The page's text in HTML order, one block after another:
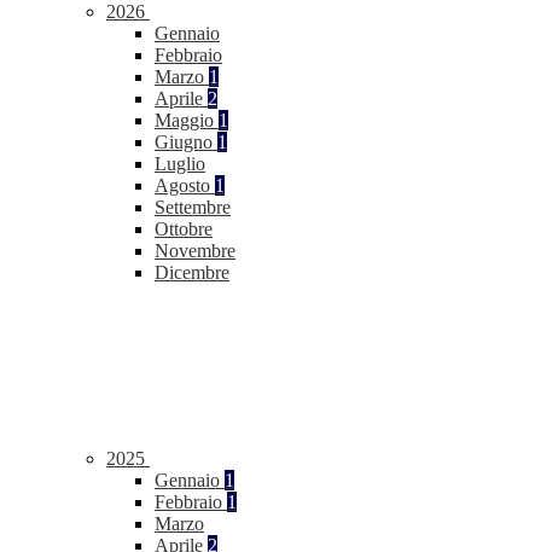
2026
Gennaio
Febbraio
Marzo 1
Aprile 2
Maggio 1
Giugno 1
Luglio
Agosto 1
Settembre
Ottobre
Novembre
Dicembre
2025
Gennaio 1
Febbraio 1
Marzo
Aprile 2